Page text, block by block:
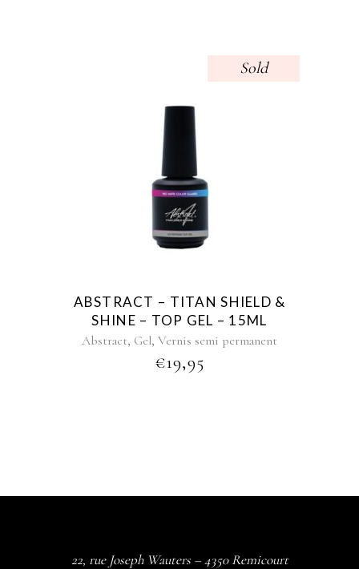
Sold
ABSTRACT – TITAN SHIELD &
SHINE – TOP GEL – 15ML
Abstract, Gel, Vernis semi permanent
€19,95
22, rue Joseph Wauters – 4350 Remicourt